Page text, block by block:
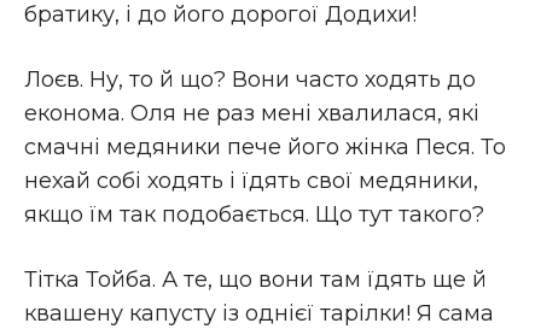
братику, і до його дорогої Додихи!
Лоєв. Ну, то й що? Вони часто ходять до
економа. Оля не раз мені хвалилася, які
смачні медяники пече його жінка Песя. То
нехай собі ходять і їдять свої медяники,
якщо їм так подобається. Що тут такого?
Тітка Тойба. А те, що вони там їдять ще й
квашену капусту із однієї тарілки! Я сама